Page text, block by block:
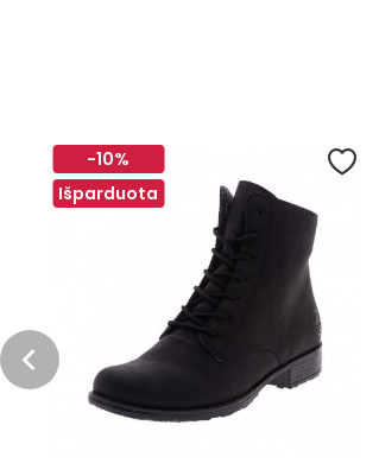
-10%
Išparduota